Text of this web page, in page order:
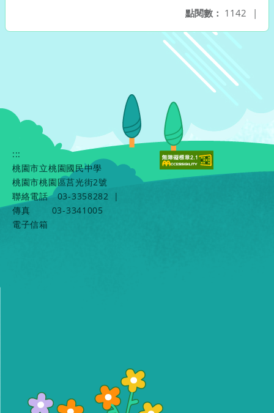
點閱數： 1142 |
:::
桃園市立桃園國民中學
桃園市桃園區莒光街2號
聯絡電話
03-3358282
|
傳真
03-3341005
電子信箱